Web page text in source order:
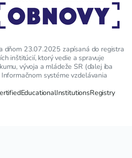
dňom 23.07.2025 zapísaná do registra
inštitúcií, ktorý vedie a spravuje
vývoja a mládeže SR (ďalej iba
systéme vzdelávania